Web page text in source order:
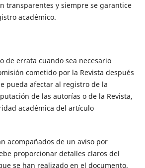
transparentes y siempre se garantice
académico.
de errata cuando sea necesario
cometido por la Revista después
pueda afectar al registro de la
de las autorías o de la Revista,
académica del artículo
acompañados de un aviso por
proporcionar detalles claros del
se han realizado en el documento.